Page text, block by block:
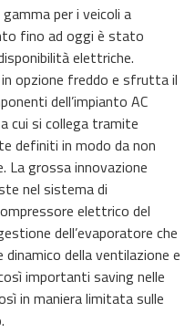
per i veicoli a
fino ad oggi è stato
elettriche.
opzione freddo e sfrutta il
dell’impianto AC
cui si collega tramite
definiti in modo da non
La grossa innovazione
nel sistema di
elettrico del
dell’evaporatore che
della ventilazione e
importanti saving nelle
in maniera limitata sulle